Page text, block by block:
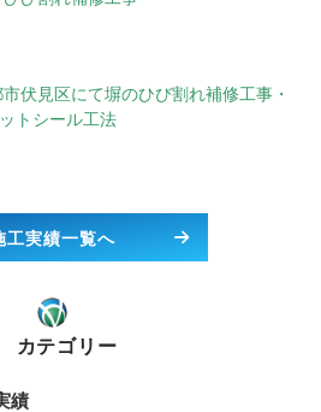
伏見区にて塀のひび割れ補修工事・
トシール工法
工実績一覧へ
カテゴリー
績